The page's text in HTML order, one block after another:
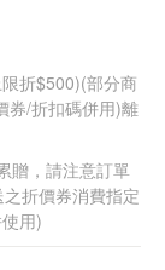
折$500)(部分商
券/折扣碼併用)離
贈，請注意訂單
折價券消費指定
用)